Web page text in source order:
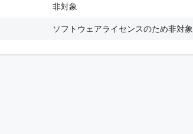
非対象
ソフトウェアライセンスのため非対象